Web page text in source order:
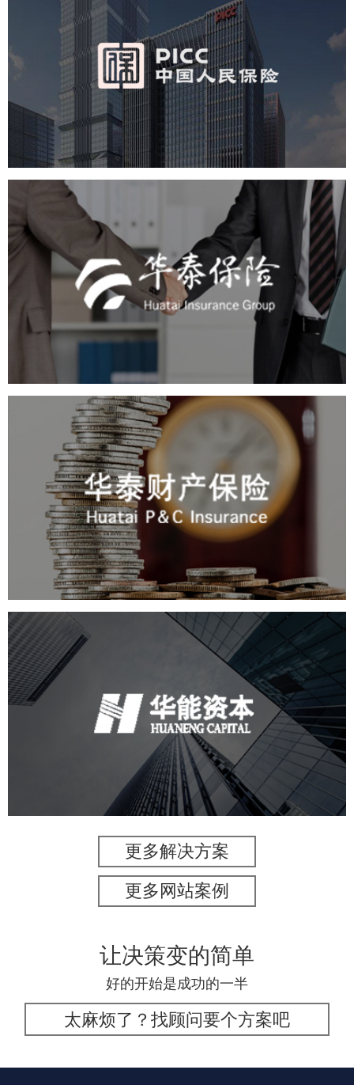
中国人民保险
金融保险 品牌官网 金融网站
网站建设
定制开发
华泰保险集团
品牌官网
集团网站建设
集团网站建设公司
定制开发
华泰财产保险
金融保险 网站建设 定制开发
小程序 微信公众号 定制开发
更多解决方案
更多网站案例
让决策变的简单
好的开始是成功的一半
太麻烦了？找顾问要个方案吧